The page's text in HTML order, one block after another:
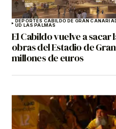
DEPORTES CABILDO DE GRAN CANARIA
UD LAS PALMAS
El Cabildo vuelve a sacar
obras del Estadio de
millones de euros